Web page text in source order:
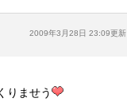
2009年3月28日 23:09更新
りませう